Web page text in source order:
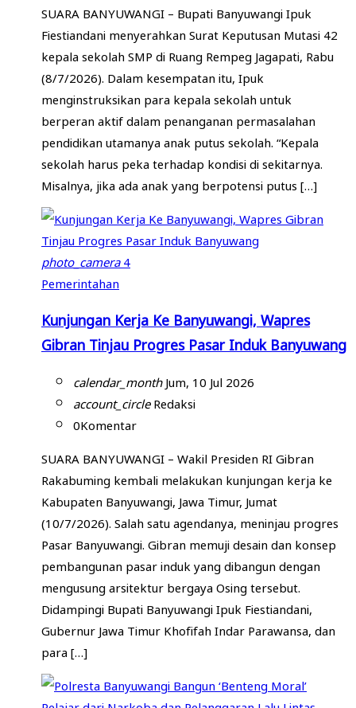
SUARA BANYUWANGI – Bupati Banyuwangi Ipuk
Fiestiandani menyerahkan Surat Keputusan Mutasi 42
kepala sekolah SMP di Ruang Rempeg Jagapati, Rabu
(8/7/2026). Dalam kesempatan itu, Ipuk
menginstruksikan para kepala sekolah untuk
berperan aktif dalam penanganan permasalahan
pendidikan utamanya anak putus sekolah. “Kepala
sekolah harus peka terhadap kondisi di sekitarnya.
Misalnya, jika ada anak yang berpotensi putus […]
photo_camera4
Pemerintahan
Kunjungan Kerja Ke Banyuwangi, Wapres
Gibran Tinjau Progres Pasar Induk Banyuwang
calendar_monthJum, 10 Jul 2026
account_circleRedaksi
0Komentar
SUARA BANYUWANGI – Wakil Presiden RI Gibran
Rakabuming kembali melakukan kunjungan kerja ke
Kabupaten Banyuwangi, Jawa Timur, Jumat
(10/7/2026). Salah satu agendanya, meninjau progres
Pasar Banyuwangi. Gibran memuji desain dan konsep
pembangunan pasar induk yang dibangun dengan
mengusung arsitektur bergaya Osing tersebut.
Didampingi Bupati Banyuwangi Ipuk Fiestiandani,
Gubernur Jawa Timur Khofifah Indar Parawansa, dan
para […]